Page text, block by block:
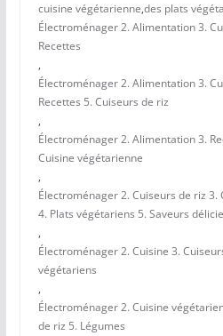
cuisine végétarienne,des plats
Électroménager 2. Alimentation 3.
Recettes
,
Électroménager 2. Alimentation 3.
Recettes 5. Cuiseurs de riz
,
Électroménager 2. Alimentation 3.
Cuisine végétarienne
,
Électroménager 2. Cuiseurs de riz 3.
4. Plats végétariens 5. Saveurs
,
Électroménager 2. Cuisine 3.
végétariens
,
Électroménager 2. Cuisine
de riz 5. Légumes